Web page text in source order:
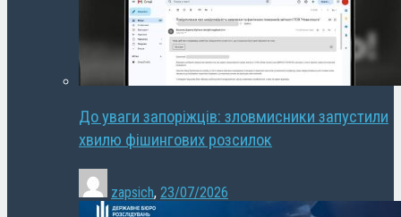
До уваги запоріжців: зловмисники запустили
хвилю фішингових розсилок
zapsich, 23/07/2026